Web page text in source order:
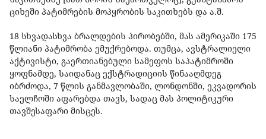
ციხეში პატიმრების მოპყრობის საკითხებს და ა.შ.
18 სხვადასხვა ბრალდების პირობებში, მას ამერიკაში 175
წლიანი პატიმრობა ემუქრებოდა. თუმცა, ავსტრალიელი
აქტივისტი, გაერთიანებული სამეფოს საპატიმროში
ყოფნამდე, საიდანაც ექსტრადიციის წინააღმდეგ
იბრძოდა, 7 წლის განმავლობაში, ლონდონში, ეკვადორის
საელჩოში აფარებდა თავს, სადაც მას პოლიტიკური
თავშესაფარი მისცეს.